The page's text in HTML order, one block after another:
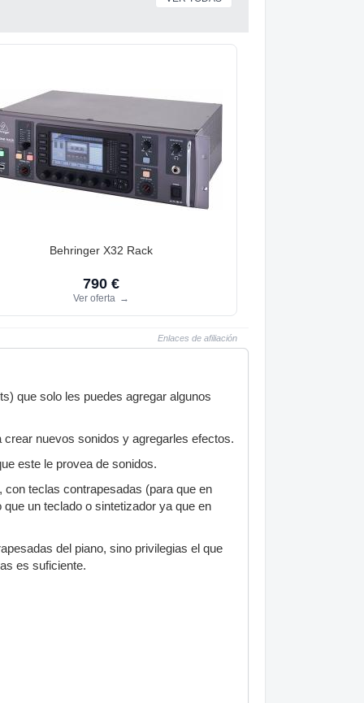
Behringer X32 Rack
790 €
Ver oferta →
Enlaces de afiliación
que solo les puedes agregar algunos
nuevos sonidos y agregarles efectos.
este le provea de sonidos.
teclas contrapesadas (para que en
un teclado o sintetizador ya que en
del piano, sino privilegias el que
es suficiente.